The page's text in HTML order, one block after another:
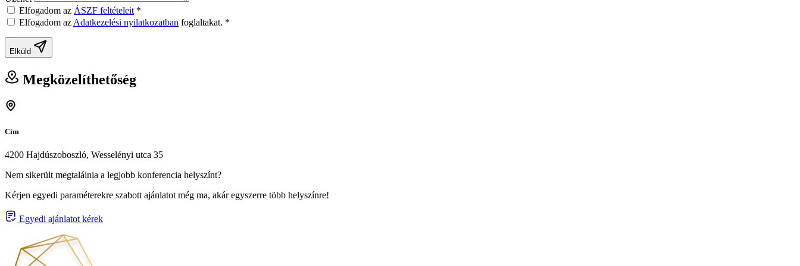
Elfogadom az ÁSZF feltételeit *
Elfogadom az Adatkezelési nyilatkozatban foglaltakat. *
Elküld
Megközelíthetőség
Cím
4200 Hajdúszoboszló, Wesselényi utca 35
Nem sikerült megtalálnia a legjobb konferencia helyszínt?
Kérjen egyedi paraméterekre szabott ajánlatot még ma, akár egyszerre több helyszínre!
Egyedi ajánlatot kérek